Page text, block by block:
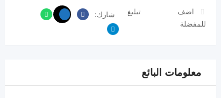
اضف
للمفضلة
تبليغ شارك:
معلومات البائع